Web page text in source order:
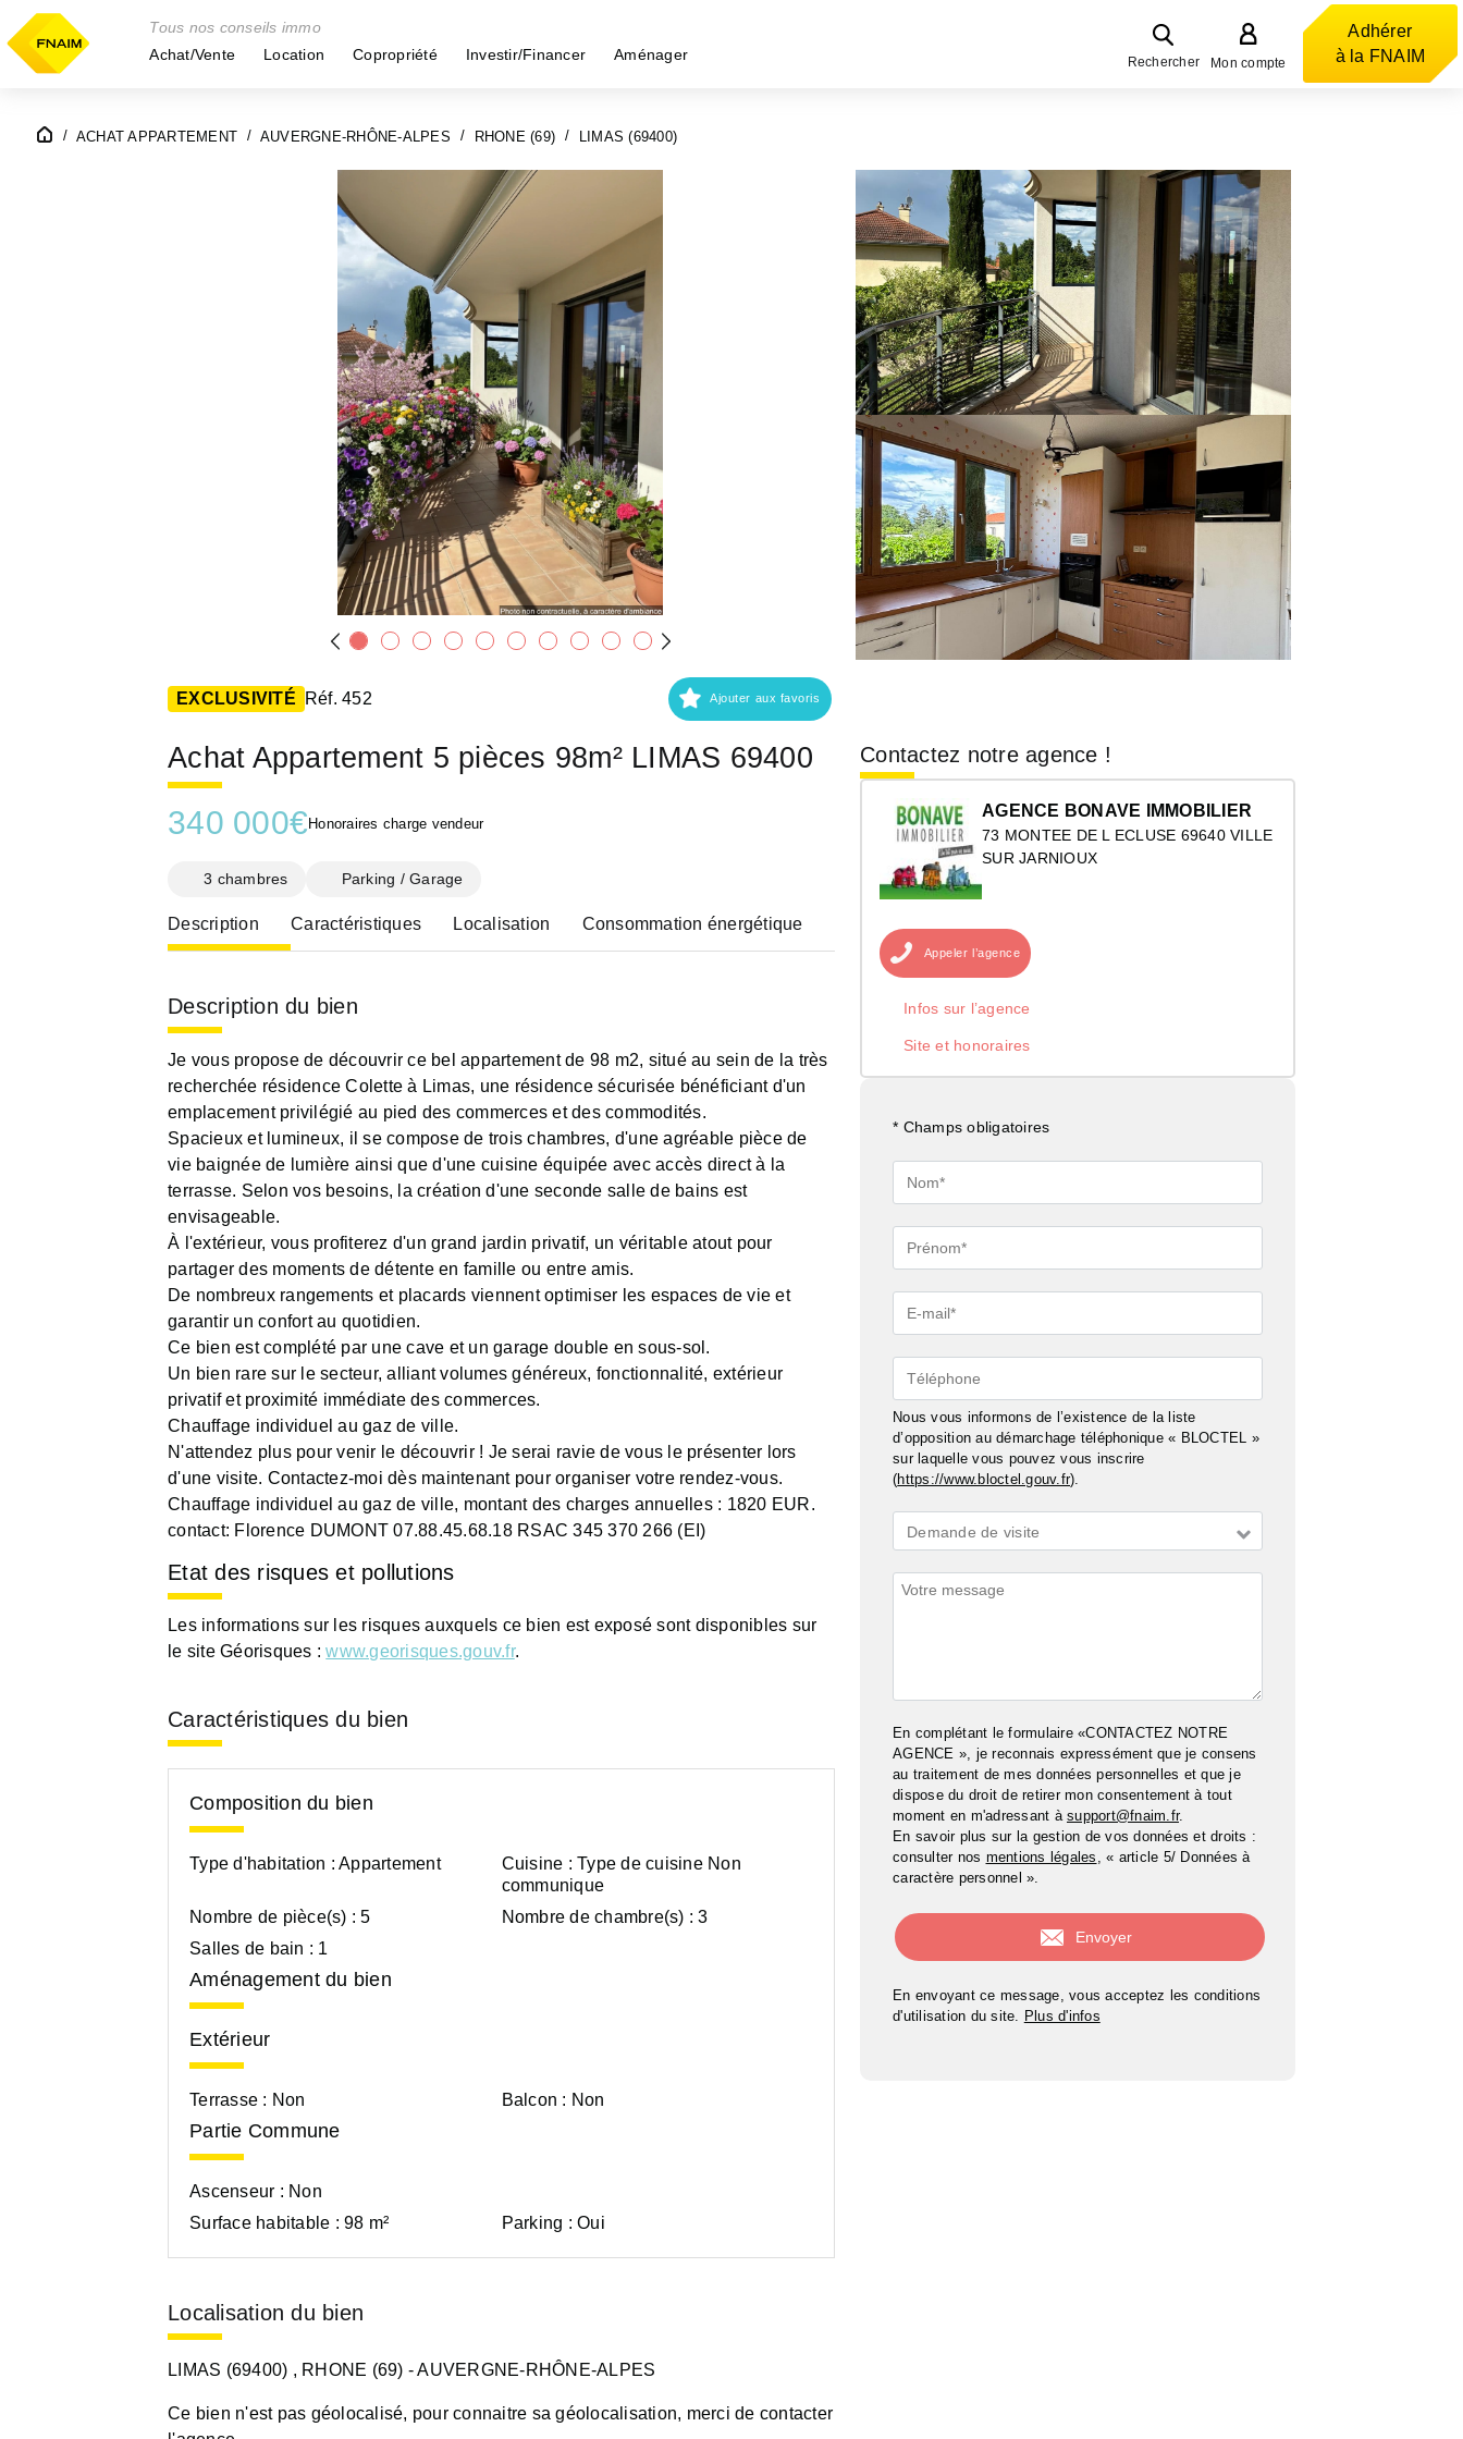
Tous nos conseils immo
Achat/Vente
Location Copropriété Investir/Financer Aménager Rechercher Mon compte
Adhérer
à la FNAIM
ACHAT APPARTEMENT AUVERGNE-RHÔNE-ALPES RHONE (69) LIMAS (69400)
EXCLUSIVITÉ Réf. 452 Ajouter aux favoris
Achat Appartement 5 pièces 98m² LIMAS 69400
340 000€ Honoraires charge vendeur
3 chambres Parking / Garage
Description Caractéristiques Localisation Consommation énergétique
Description du bien
Je vous propose de découvrir ce bel appartement de 98 m2, situé au sein de la très
recherchée résidence Colette à Limas, une résidence sécurisée bénéficiant d'un
emplacement privilégié au pied des commerces et des commodités.
Spacieux et lumineux, il se compose de trois chambres, d'une agréable pièce de
vie baignée de lumière ainsi que d'une cuisine équipée avec accès direct à la
terrasse. Selon vos besoins, la création d'une seconde salle de bains est
envisageable.
À l'extérieur, vous profiterez d'un grand jardin privatif, un véritable atout pour
partager des moments de détente en famille ou entre amis.
De nombreux rangements et placards viennent optimiser les espaces de vie et
garantir un confort au quotidien.
Ce bien est complété par une cave et un garage double en sous-sol.
Un bien rare sur le secteur, alliant volumes généreux, fonctionnalité, extérieur
privatif et proximité immédiate des commerces.
Chauffage individuel au gaz de ville.
N'attendez plus pour venir le découvrir ! Je serai ravie de vous le présenter lors
d'une visite. Contactez-moi dès maintenant pour organiser votre rendez-vous.
Chauffage individuel au gaz de ville, montant des charges annuelles : 1820 EUR.
contact: Florence DUMONT 07.88.45.68.18 RSAC 345 370 266 (EI)
Etat des risques et pollutions
Les informations sur les risques auxquels ce bien est exposé sont disponibles sur
le site Géorisques :www.georisques.gouv.fr.
Caractéristiques du bien
Composition du bien
Type d'habitation : Appartement Cuisine : Type de cuisine Non
communique
Nombre de pièce(s) :5 Nombre de chambre(s) :3
Salles de bain : 1
Aménagement du bien
Extérieur
Terrasse : Non Balcon : Non
Partie Commune
Ascenseur : Non
Surface habitable : 98 m² Parking : Oui
Localisation du bien
LIMAS (69400) , RHONE (69) - AUVERGNE-RHÔNE-ALPES
Ce bien n'est pas géolocalisé, pour connaitre sa géolocalisation, merci de contacter
Contactez notre agence !
AGENCE BONAVE IMMOBILIER
73 MONTEE DE L ECLUSE 69640 VILLE
SUR JARNIOUX
Appeler l’agence
Infos sur l’agence
Site et honoraires
* Champs obligatoires
Nom*
Prénom*
E-
mail*
Téléphone
Nous vous informons de l’existence de la liste
d’opposition au démarchage téléphonique « BLOCTEL »
sur laquelle vous pouvez vous inscrire
(https://www.bloctel.gouv.fr).
Demande
*
Demande de visite
Commentaires
En complétant le formulaire «CONTACTEZ NOTRE
AGENCE », je reconnais expressément que je consens
au traitement de mes données personnelles et que je
dispose du droit de retirer mon consentement à tout
moment en m'adressant à support@fnaim.fr.
En savoir plus sur la gestion de vos données et droits :
consulter nos mentions légales , « article 5/ Données à
caractère personnel ».
En envoyant ce message, vous acceptez les conditions
d'utilisation du site. Plus d'infos